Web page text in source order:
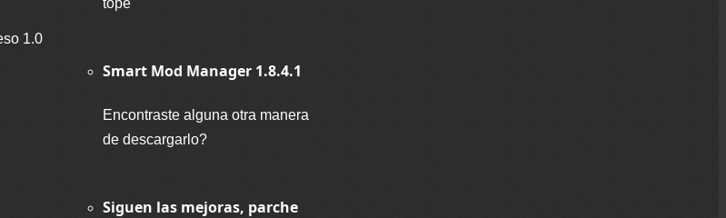
1.0
tope
Smart Mod Manager 1.8.4.1
Encontraste alguna otra manera
de descargarlo?
Siguen las mejoras, parche